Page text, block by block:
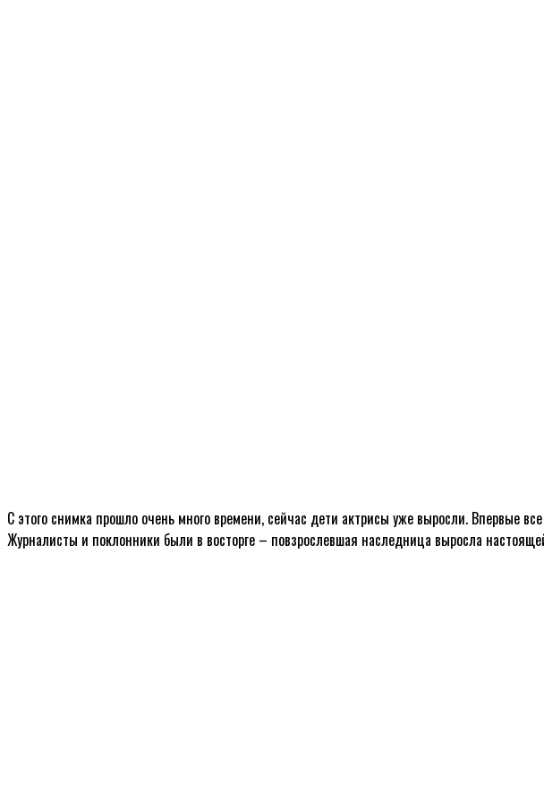
С этого снимка прошло очень много времени, сейчас дети актрисы уже выросли. Впервые
Журналисты и поклонники были в восторге – повзрослевшая наследница выросла